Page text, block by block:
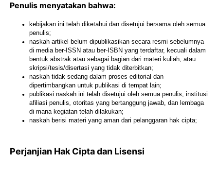
Penulis menyatakan bahwa:
kebijakan ini telah diketahui dan disetujui bersama oleh semua
penulis;
naskah artikel belum dipublikasikan secara resmi sebelumnya
di media ber-ISSN atau ber-ISBN yang terdaftar, kecuali dalam
bentuk abstrak atau sebagai bagian dari materi kuliah, atau
skripsi/tesis/disertasi yang tidak diterbitkan;
naskah tidak sedang dalam proses editorial dan
dipertimbangkan untuk publikasi di tempat lain;
publikasi naskah ini telah disetujui oleh semua penulis, institusi
afiliasi penulis, otoritas yang bertanggung jawab, dan lembaga
di mana kegiatan telah dilakukan;
naskah berisi materi yang aman dari pelanggaran hak cipta;
Perjanjian Hak Cipta dan Lisensi